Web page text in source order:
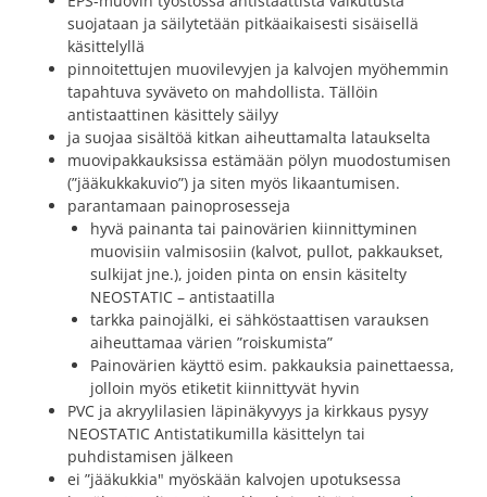
suojataan ja säilytetään pitkäaikaisesti sisäisellä
käsittelyllä
pinnoitettujen muovilevyjen ja kalvojen myöhemmin
tapahtuva syväveto on mahdollista. Tällöin
antistaattinen käsittely säilyy
ja suojaa sisältöä kitkan aiheuttamalta lataukselta
muovipakkauksissa estämään pölyn muodostumisen
(”jääkukkakuvio”) ja siten myös likaantumisen.
parantamaan painoprosesseja
hyvä painanta tai painovärien kiinnittyminen
muovisiin valmisosiin (kalvot, pullot, pakkaukset,
sulkijat jne.), joiden pinta on ensin käsitelty
NEOSTATIC – antistaatilla
tarkka painojälki, ei sähköstaattisen varauksen
aiheuttamaa värien ”roiskumista”
Painovärien käyttö esim. pakkauksia painettaessa,
jolloin myös etiketit kiinnittyvät hyvin
PVC ja akryylilasien läpinäkyvyys ja kirkkaus pysyy
NEOSTATIC Antistatikumilla käsittelyn tai
puhdistamisen jälkeen
ei ”jääkukkia" myöskään kalvojen upotuksessa